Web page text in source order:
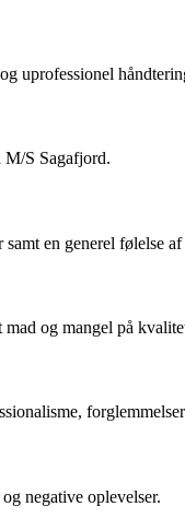
uprofessionel
M/S Sagafjord.
en generel følelse
og mangel på
negative oplevelser.